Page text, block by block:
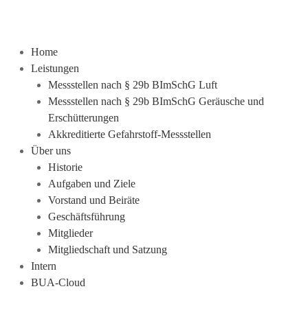
Home
Leistungen
Messstellen nach § 29b BImSchG Luft
Messstellen nach § 29b BImSchG Geräusche und
Erschütterungen
Akkreditierte Gefahrstoff-Messstellen
Über uns
Historie
Aufgaben und Ziele
Vorstand und Beiräte
Geschäftsführung
Mitglieder
Mitgliedschaft und Satzung
Intern
BUA-Cloud